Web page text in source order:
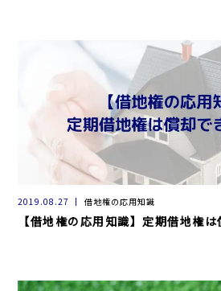
2019.08.27 借地権の応用知識
【借地権の応用知識】定期借地権